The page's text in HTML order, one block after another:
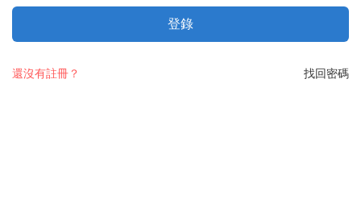
登錄
找回密碼
還沒有註冊？